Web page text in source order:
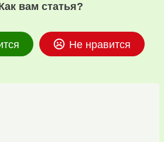
вам статья?
Не нравится